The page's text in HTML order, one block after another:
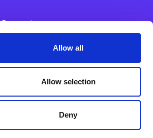
Allow all
Allow selection
Deny
Support
Impressum